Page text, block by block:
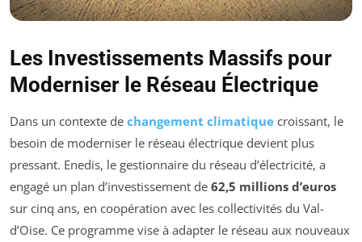
Les Investissements Massifs pour
Moderniser le Réseau Électrique
Dans un contexte de changement climatique croissant, le
besoin de moderniser le réseau électrique devient plus
pressant. Enedis, le gestionnaire du réseau d’électricité, a
engagé un plan d’investissement de 62,5 millions d’euros
sur cinq ans, en coopération avec les collectivités du Val-
d’Oise. Ce programme vise à adapter le réseau aux nouveaux